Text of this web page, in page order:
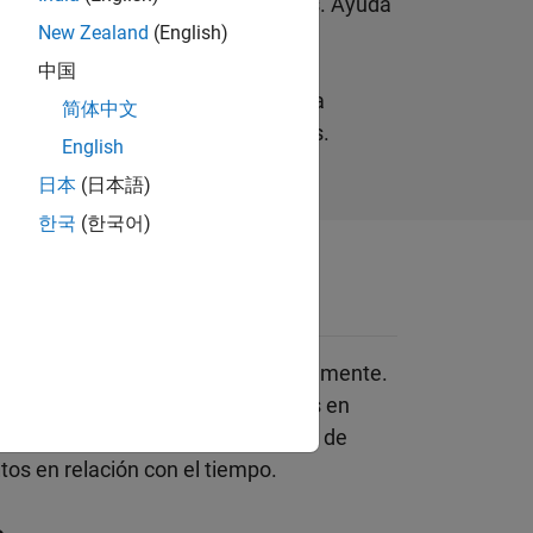
a lo largo del tiempo.
de series temporales para
la precisión de las proyecciones.
para analizarlos sistemáticamente.
datos recopilados o registrados en
queda asociado con una marca de
en relación con el tiempo.
New Zealand (English)
中国
简体中文
English
日本 (日本語)
한국 (한국어)